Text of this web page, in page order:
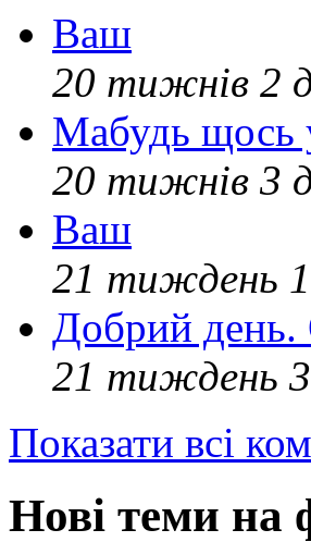
Ваш
20 тижнів 2
Мабудь щось
20 тижнів 3
Ваш
21 тиждень
Добрий день.
21 тиждень 3
Показати всі
Нові теми на